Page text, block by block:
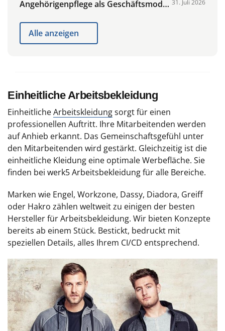
Angehörigenpflege als Geschäftsmodell 31. Juli 2026
Alle anzeigen
Einheitliche Arbeitsbekleidung
EinheitlicheArbeitskleidungsorgt für einen
professionellen Auftritt. Ihre Mitarbeitenden werden
auf Anhieb erkannt. Das Gemeinschaftsgefühl unter
den Mitarbeitenden wird gestärkt. Gleichzeitig ist die
einheitliche Kleidung eine optimale Werbefläche. Sie
finden bei werk5 Arbeitsbekleidung für alle Bereiche.
Marken wie Engel, Workzone, Dassy, Diadora, Greiff
oder Hakro zählen weltweit zu einigen der besten
Hersteller für Arbeitsbekleidung. Wir bieten Konzepte
bereits ab einem Stück. Bestickt, bedruckt mit
speziellen Details, alles Ihrem CI/CD entsprechend.